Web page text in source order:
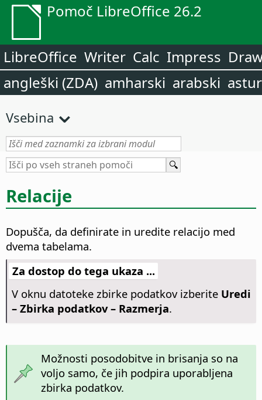
Pomoč LibreOffice 26.2
LibreOffice Writer Calc Impress
angleški (ZDA) amharski arabski
Vsebina
Relacije
Dopušča, da definirate in uredite relacijo med
dvema tabelama.
Za dostop do tega ukaza ...
V oknu datoteke zbirke podatkov izberite Uredi
– Zbirka podatkov – Razmerja.
Možnosti posodobitve in brisanja so na
voljo samo, če jih podpira uporabljena
zbirka podatkov.